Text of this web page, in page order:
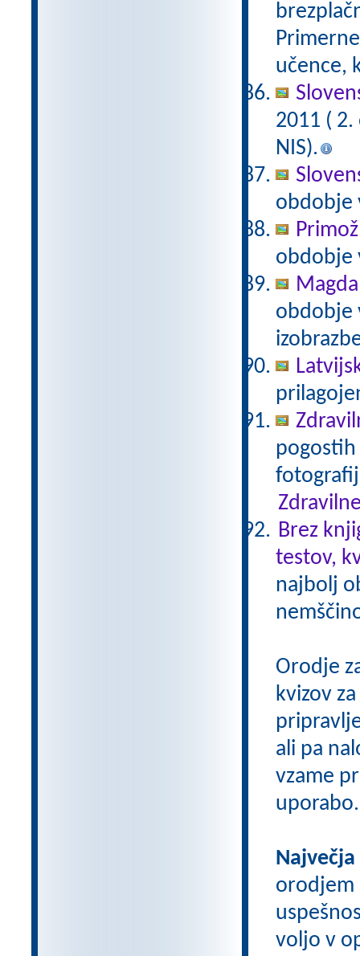
učence,
2011 (
NIS).
obdobje
obdobje
obdobje
pogostih
Brez
testov,
najbolj
Orodje
kvizov za
ali pa
vzame
uporabo.
orodjem
voljo v